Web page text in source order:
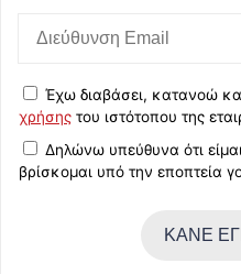
Έχω διαβάσει, κατανοώ
χρήσης του ιστότοπου της
Δηλώνω υπεύθυνα ότι
βρίσκομαι υπό την εποπτεία
ΚΑΝΕ